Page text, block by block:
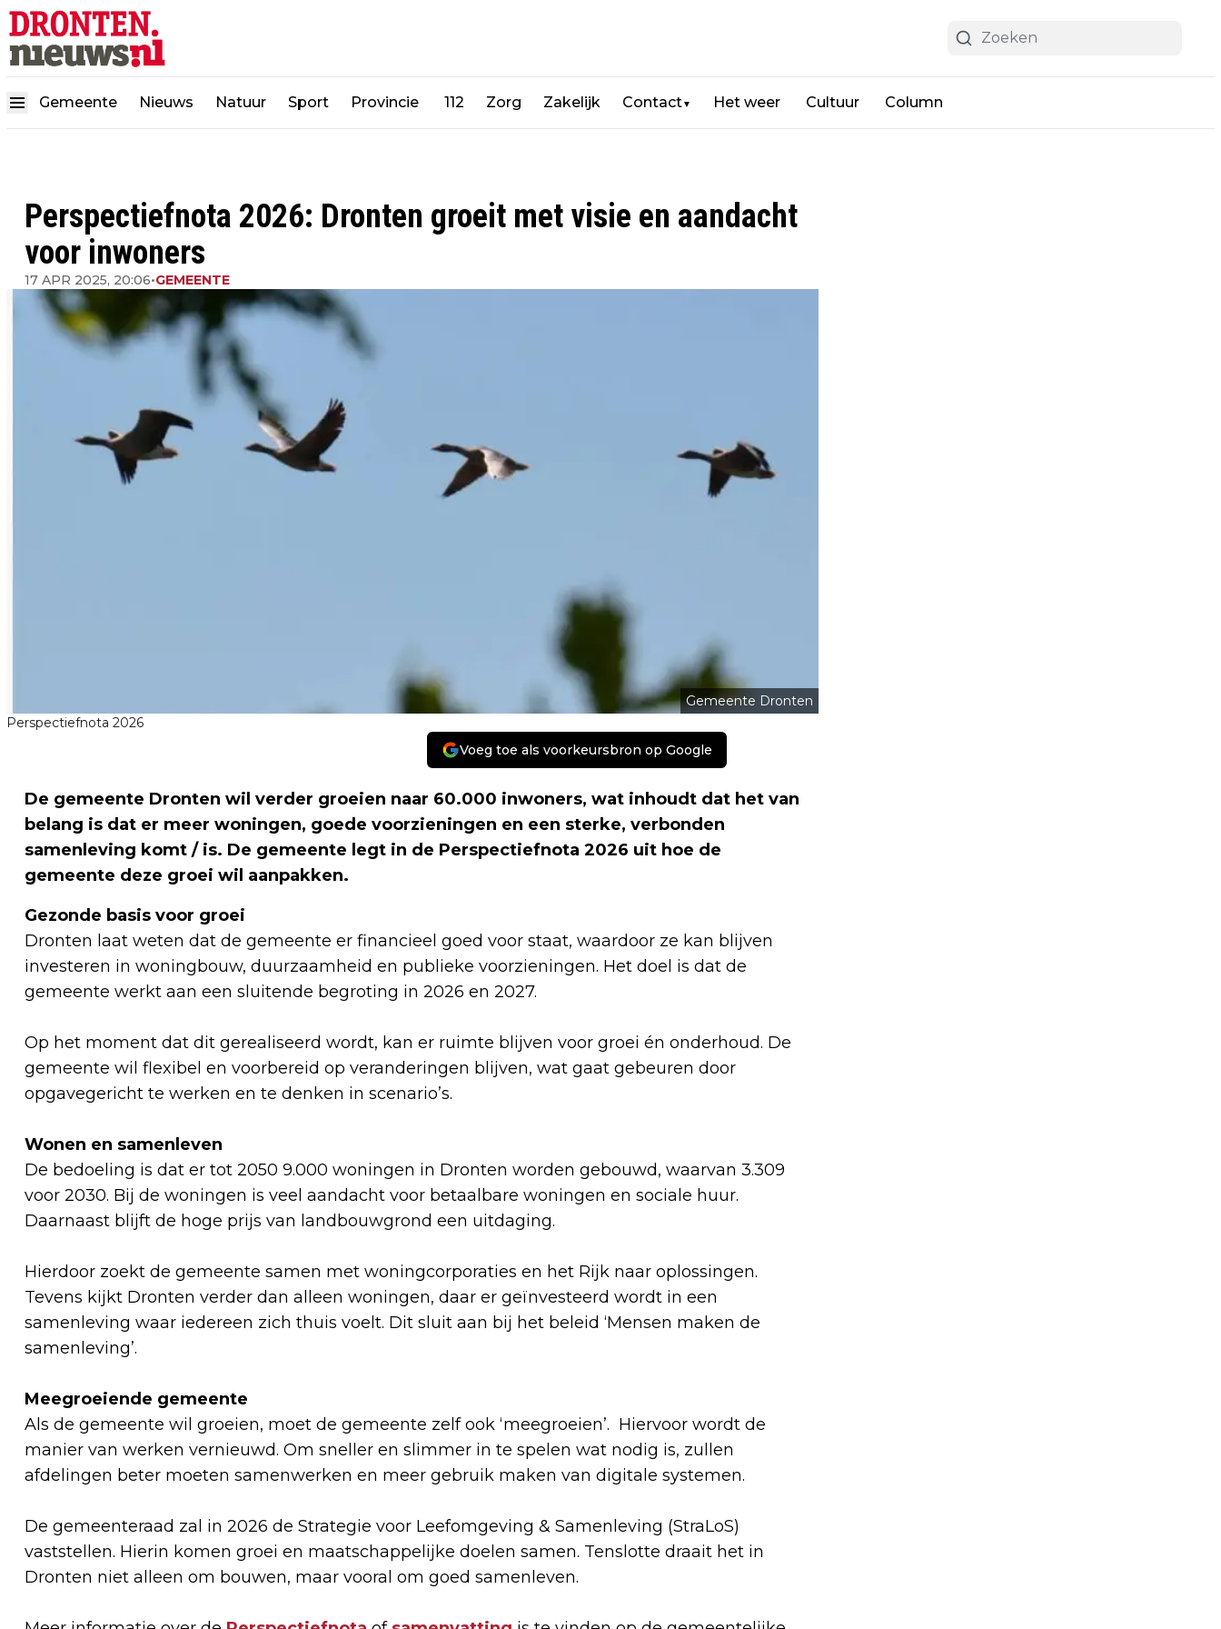
Gemeente Nieuws Natuur Sport Provincie 112 Zorg Zakelijk Contact▼ Het weer Cultuur Column
Perspectiefnota 2026: Dronten groeit met visie en aandacht
voor inwoners
17 APR 2025, 20:06•GEMEENTE
Gemeente Dronten
Perspectiefnota 2026
Voeg toe als voorkeursbron op Google
De gemeente Dronten wil verder groeien naar 60.000 inwoners, wat inhoudt dat het van
belang is dat er meer woningen, goede voorzieningen en een sterke, verbonden
samenleving komt / is. De gemeente legt in de Perspectiefnota 2026 uit hoe de
gemeente deze groei wil aanpakken.
Gezonde basis voor groei
Dronten laat weten dat de gemeente er financieel goed voor staat, waardoor ze kan blijven
investeren in woningbouw, duurzaamheid en publieke voorzieningen. Het doel is dat de
gemeente werkt aan een sluitende begroting in 2026 en 2027.
Op het moment dat dit gerealiseerd wordt, kan er ruimte blijven voor groei én onderhoud. De
gemeente wil flexibel en voorbereid op veranderingen blijven, wat gaat gebeuren door
opgavegericht te werken en te denken in scenario’s.
Wonen en samenleven
De bedoeling is dat er tot 2050 9.000 woningen in Dronten worden gebouwd, waarvan 3.309
voor 2030. Bij de woningen is veel aandacht voor betaalbare woningen en sociale huur.
Daarnaast blijft de hoge prijs van landbouwgrond een uitdaging.
Hierdoor zoekt de gemeente samen met woningcorporaties en het Rijk naar oplossingen.
Tevens kijkt Dronten verder dan alleen woningen, daar er geïnvesteerd wordt in een
samenleving waar iedereen zich thuis voelt. Dit sluit aan bij het beleid ‘Mensen maken de
samenleving’.
Meegroeiende gemeente
Als de gemeente wil groeien, moet de gemeente zelf ook ‘meegroeien’. Hiervoor wordt de
manier van werken vernieuwd. Om sneller en slimmer in te spelen wat nodig is, zullen
afdelingen beter moeten samenwerken en meer gebruik maken van digitale systemen.
De gemeenteraad zal in 2026 de Strategie voor Leefomgeving & Samenleving (StraLoS)
vaststellen. Hierin komen groei en maatschappelijke doelen samen. Tenslotte draait het in
Dronten niet alleen om bouwen, maar vooral om goed samenleven.